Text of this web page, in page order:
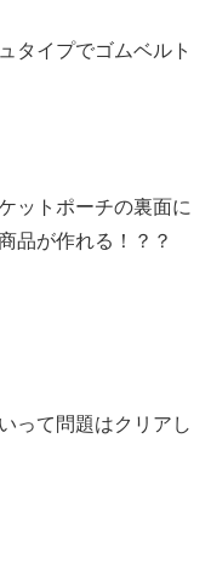
タイプでゴムベルト
ットポーチの裏面に
品が作れる！？？
って問題はクリアし